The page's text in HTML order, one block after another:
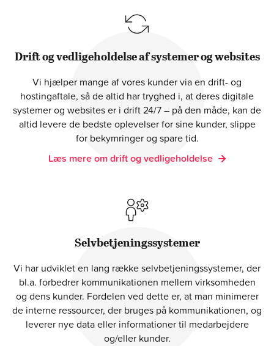
Drift og vedligeholdelse af systemer og websites
Vi hjælper mange af vores kunder via en drift- og
hostingaftale, så de altid har tryghed i, at deres digitale
systemer og websites er i drift 24/7 – på den måde, kan de
altid levere de bedste oplevelser for sine kunder, slippe
for bekymringer og spare tid.
Læs mere om drift og vedligeholdelse
Selvbetjeningssystemer
Vi har udviklet en lang række selvbetjeningssystemer, der
bl.a. forbedrer kommunikationen mellem virksomheden
og dens kunder. Fordelen ved dette er, at man minimerer
de interne ressourcer, der bruges på kommunikationen, og
leverer nye data eller informationer til medarbejdere
og/eller kunder.